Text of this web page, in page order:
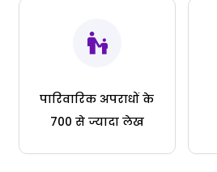
पारिवारिक अपराधों के
700 से ज्यादा लेख